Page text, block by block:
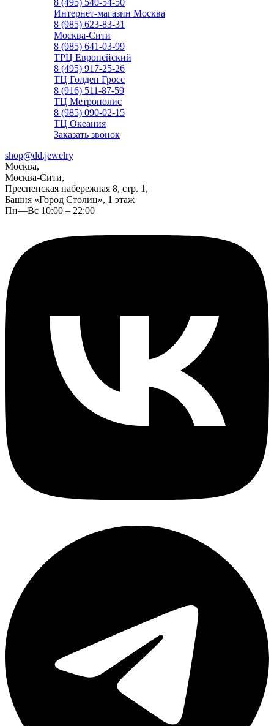
8 (495) 540-54-50
Интернет-магазин Москва
8 (985) 623-83-31
Москва-Сити
8 (985) 641-03-99
ТРЦ Европейский
8 (495) 917-25-26
ТЦ Голден Гросс
8 (916) 511-87-59
ТЦ Метрополис
8 (985) 090-02-15
ТЦ Океания
Заказать звонок
shop@dd.jewelry
Москва,
Москва-Сити,
Пресненская набережная 8, стр. 1,
Башня «Город Столиц», 1 этаж
Пн—Вс 10:00 – 22:00